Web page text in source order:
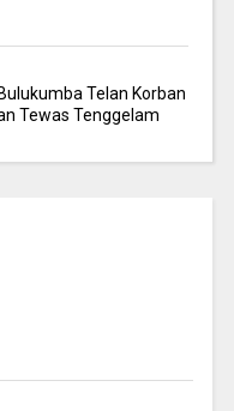
Telan Korban
Tewas Tenggelam